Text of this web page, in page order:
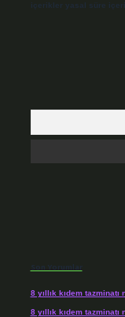
içerikler yasal süre
Son Yorumlar
8 yıllık kıdem tazminatı
8 yıllık kıdem tazminatı